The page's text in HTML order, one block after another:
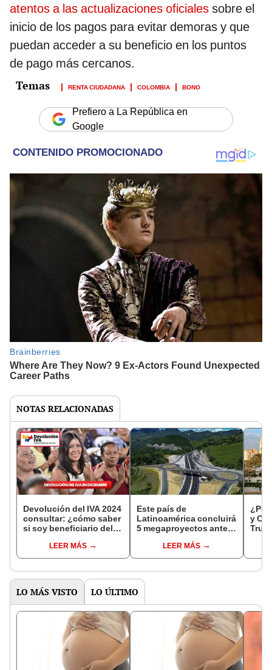
atentos a las actualizaciones oficiales sobre el
inicio de los pagos para evitar demoras y que
puedan acceder a su beneficio en los puntos
de pago más cercanos.
RENTA CIUDADANA COLOMBIA BONO
Prefiero a La República en
Google
NOTAS RELACIONADAS
Devolución del IVA 2024
consultar: ¿cómo saber
si soy beneficiario del
LEER MÁS
Este país de
Latinoamérica concluirá
5 megaproyectos antes
una inversión de $64,5
billones para lograrlo
LEER MÁS
¿Por
y
LO MÁS VISTO LO ÚLTIMO